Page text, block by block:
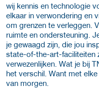
wij kennis en technologie
elkaar in verwondering en
om grenzen te verleggen.
ruimte en ondersteuning.
je gewaagd zijn, die jou
state-of-the-art-faciliteiten
verwezenlijken. Wat je bij
het verschil. Want met
van morgen.